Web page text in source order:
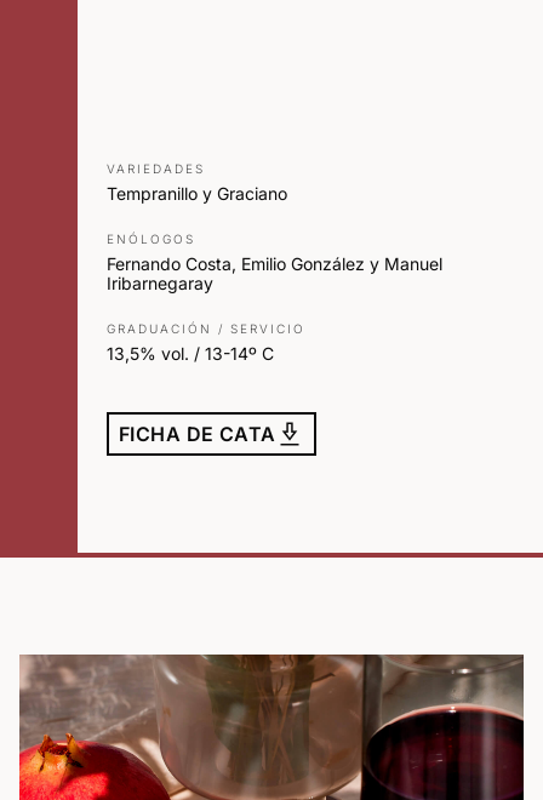
VARIEDADES
Tempranillo y Graciano
ENÓLOGOS
Fernando Costa, Emilio González y Manuel
Iribarnegaray
GRADUACIÓN / SERVICIO
13,5% vol. / 13-14º C
FICHA DE CATA download_2